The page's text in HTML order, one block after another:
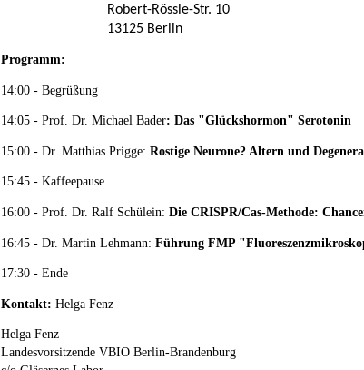
Robert-Rössle-Str. 10
13125 Berlin
Programm:
14:00 - Begrüßung
14:05 - Prof. Dr. Michael Bader: Das "Glückshormon" Serotonin
15:00 - Dr. Matthias Prigge: Rostige Neurone? Altern und
15:45 - Kaffeepause
16:00 - Prof. Dr. Ralf Schülein: Die CRISPR/Cas-Methode:
16:45 - Dr. Martin Lehmann: Führung FMP
17:30 - Ende
Kontakt: Helga Fenz
Helga Fenz
Landesvorsitzende VBIO Berlin-Brandenburg